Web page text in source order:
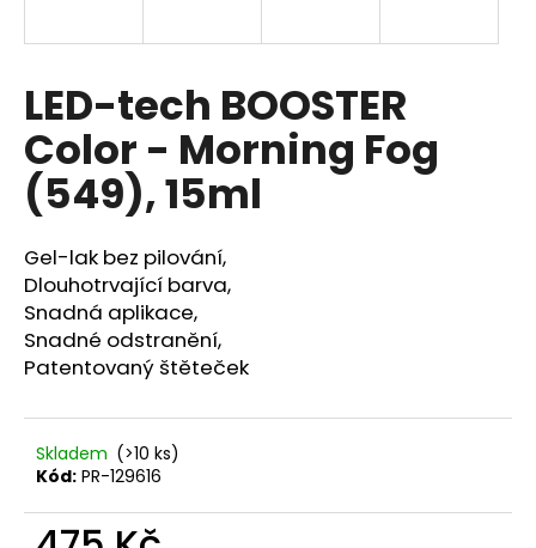
LED-tech BOOSTER
Color - Morning Fog
(549), 15ml
Gel-lak bez pilování,
Dlouhotrvající barva,
Snadná aplikace,
Snadné odstranění,
Patentovaný štěteček
Skladem (>10 ks)
Kód: PR-129616
í
t
?
HLEDAT
D
o
u
č